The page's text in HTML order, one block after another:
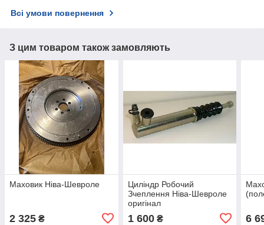
Всі умови повернення
З цим товаром також замовляють
Маховик Ніва-Шевроле
2 325 ₴
Циліндр Робочий
Зчеплення Ніва-Шевроле
оригінал
1 600₴ 6